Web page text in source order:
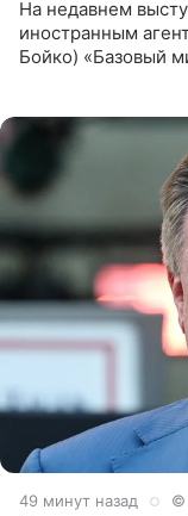
На недавнем
иностранным
Бойко) «Базовый
49 минут назад ©